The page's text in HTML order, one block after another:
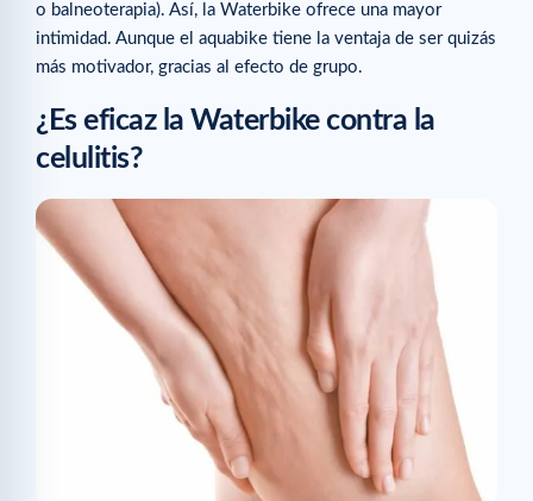
o balneoterapia). Así, la Waterbike ofrece una mayor
intimidad. Aunque el aquabike tiene la ventaja de ser quizás
más motivador, gracias al efecto de grupo.
¿Es eficaz la Waterbike contra la
celulitis?